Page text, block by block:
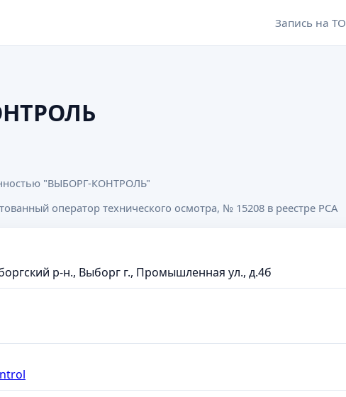
Запись на ТО
"ВЫБОРГ-КОНТРОЛЬ"
оператор технического осмотра, № 15208 в реестре РСА
р-н., Выборг г., Промышленная ул., д.4б